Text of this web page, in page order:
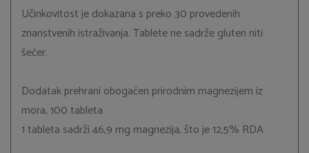
Učinkovitost je dokazana s preko 30 provedenih
znanstvenih istraživanja. Tablete ne sadrže gluten niti
šećer.
Dodatak prehrani obogaćen prirodnim magnezijem iz
mora, 100 tableta
1 tableta sadrži 46,9 mg magnezija, što je 12,5% RDA